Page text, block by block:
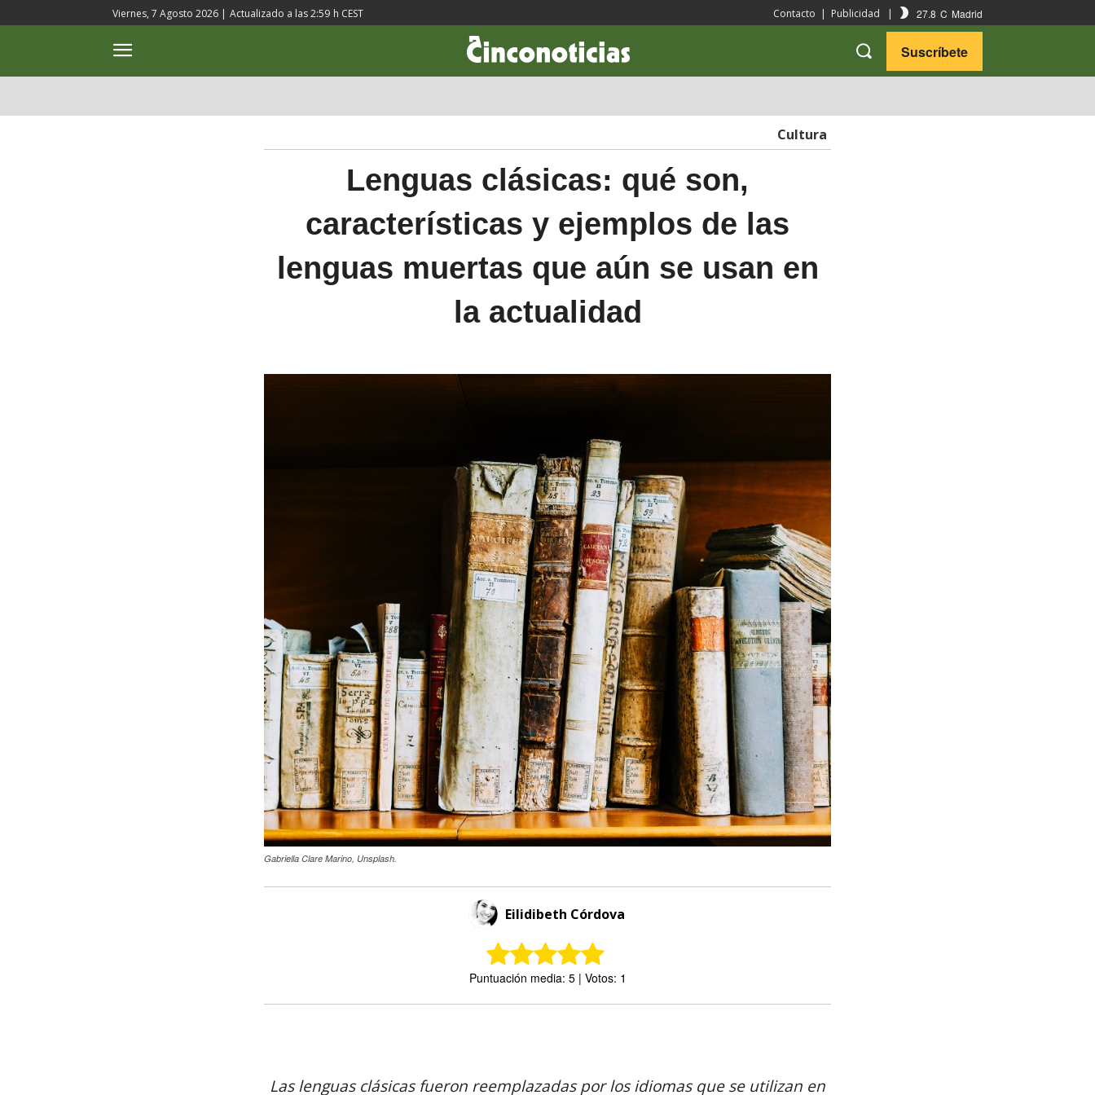
Viernes, 7 Agosto 2026 | Actualizado a las2:59 h CEST Contacto | Publicidad | 27.8 C Madrid
Suscríbete
Cultura
Lenguas clásicas: qué son,
características y ejemplos de las
lenguas muertas que aún se usan en
la actualidad
Gabriella Clare Marino, Unsplash.
Eilidibeth Córdova
Puntuación media: 5 | Votos: 1
Las lenguas clásicas fueron reemplazadas por los idiomas que se utilizan en